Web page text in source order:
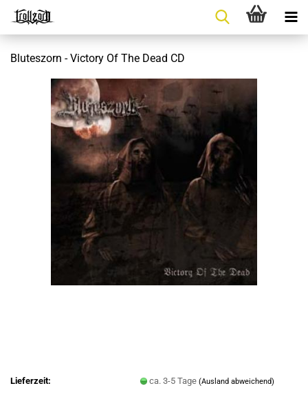
Bluteszorn - Victory Of The Dead CD
Lieferzeit: ca. 3-5 Tage(Ausland abweichend)